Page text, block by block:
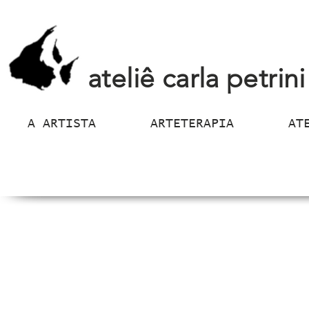
ateliê carla petrini
A ARTISTA ARTETERAPIA